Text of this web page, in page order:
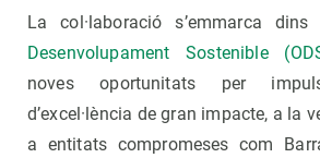
La col·laboració s’emmarca dins
Desenvolupament Sostenible
noves oportunitats per
d’excel·lència de gran impacte, a la
a entitats compromeses com